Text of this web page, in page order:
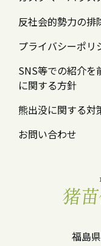
反社会的勢力の排
プライバシーポリ
SNS等での紹介
に関する方針
熊出没に関する対
お問い合わせ
福島